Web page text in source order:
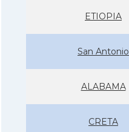
ETIOPIA
San Antonio
ALABAMA
CRETA